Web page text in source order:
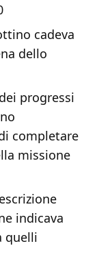
cadeva
dello
progressi
completare
missione
indicava
quelli